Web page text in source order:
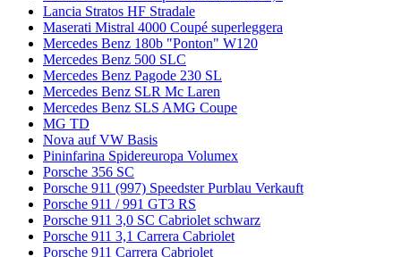
Lancia Stratos HF Stradale
Maserati Mistral 4000 Coupé superleggera
Mercedes Benz 180b "Ponton" W120
Mercedes Benz 500 SLC
Mercedes Benz Pagode 230 SL
Mercedes Benz SLR Mc Laren
Mercedes Benz SLS AMG Coupe
MG TD
Nova auf VW Basis
Pininfarina Spidereuropa Volumex
Porsche 356 SC
Porsche 911 (997) Speedster Purblau Verkauft
Porsche 911 / 991 GT3 RS
Porsche 911 3,0 SC Cabriolet schwarz
Porsche 911 3,1 Carrera Cabriolet
Porsche 911 Carrera Cabriolet